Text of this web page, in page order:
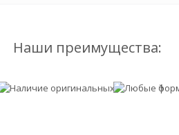
Наши преимущества: